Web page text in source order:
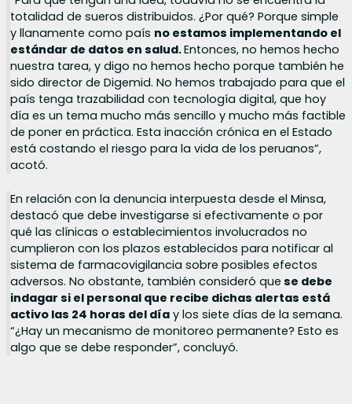
totalidad de sueros distribuidos. ¿Por qué? Porque simple
y llanamente como país no estamos implementando el
estándar de datos en salud.Entonces, no hemos hecho
nuestra tarea, y digo no hemos hecho porque también he
sido director de Digemid. No hemos trabajado para que el
país tenga trazabilidad con tecnología digital, que hoy
día es un tema mucho más sencillo y mucho más factible
de poner en práctica. Esta inacción crónica en el Estado
está costando el riesgo para la vida de los peruanos”,
acotó.
En relación con la denuncia interpuesta desde el Minsa,
destacó que debe investigarse si efectivamente o por
qué las clínicas o establecimientos involucrados no
cumplieron con los plazos establecidos para notificar al
sistema de farmacovigilancia sobre posibles efectos
adversos. No obstante, también consideró que se debe
indagar si el personal que recibe dichas alertas está
activo las 24 horas del día y los siete días de la semana.
“¿Hay un mecanismo de monitoreo permanente? Esto es
algo que se debe responder”, concluyó.